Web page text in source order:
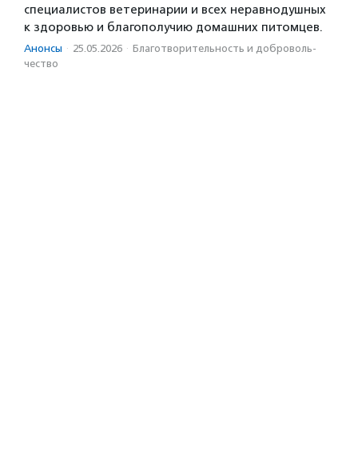
специалистов ветеринарии и всех неравнодушных
к здоровью и благополучию домашних питомцев.
Анонсы · 25.05.2026 · Благотвори­тель­ность и доброволь­
чест­во